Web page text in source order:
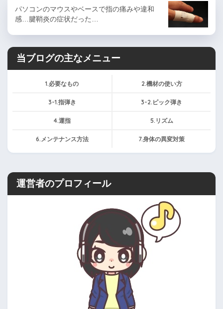
パソコンのマウスやベースで指の痛みや違和
感…腱鞘炎の症状だった…
当ブログの主なメニュー
1.必要なもの 2.機材の使い方
3-1.指弾き 3-2.ピック弾き
4.運指 5.リズム
6.メンテナンス方法 7.身体の異変対策
運営者のプロフィール